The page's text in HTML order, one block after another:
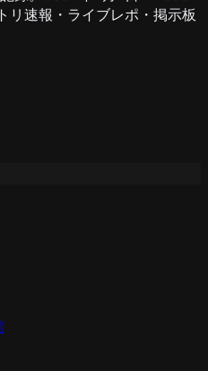
リ速報・ライブレポ・掲示板